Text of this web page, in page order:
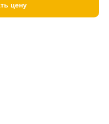
цену